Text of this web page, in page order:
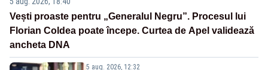
Vești proaste pentru „Generalul Negru”. Procesul lui
Florian Coldea poate începe. Curtea de Apel validează
ancheta DNA
5 aug. 2026, 12:32